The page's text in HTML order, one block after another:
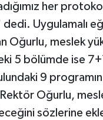
her
Uygulamalı
Oğurlu, meslek
5 bölümde ise
9
Oğurlu,
sözlerine